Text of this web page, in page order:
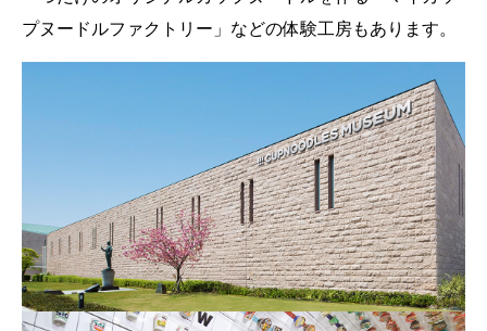
プヌードルファクトリー」などの体験工房もあります。